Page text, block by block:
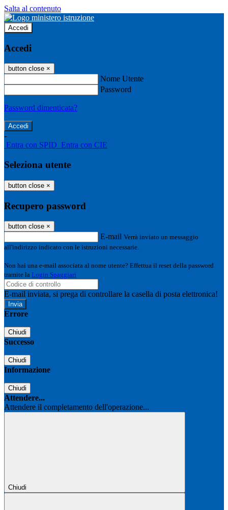
Salta al contenuto
Accedi
Accedi
button close ×
Nome Utente
Password
Password dimenticata?
-
Entra con SPID Entra con CIE
Seleziona utente
button close ×
Recupero password
button close ×
E-mail Verrà inviato un messaggio
all'indirizzo indicato con le istruzioni necessarie.
Non hai una e-mail associata al nome utente? Effettua il reset della password
tramite la Login Spaggiari
E-mail inviata, si prega di controllare la casella di posta elettronica!
Errore
Chiudi
Successo
Chiudi
Informazione
Chiudi
Attendere...
Attendere il completamento dell'operazione...
Chiudi